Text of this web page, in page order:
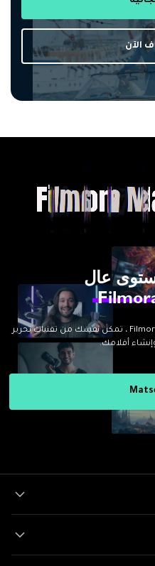
الآن
عال
من خلال البرامج التعليمية الرئيسية في Filmora ، تمكن نفسك من تقنيات تحرير
أفلامك.